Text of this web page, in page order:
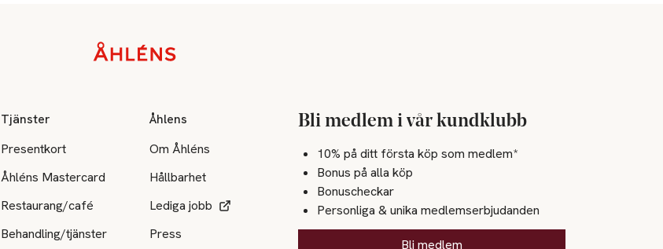
Tjänster
Presentkort
Åhléns Mastercard
Restaurang/café
Behandling/tjänster
Åhlens
Om Åhléns
Hållbarhet
Lediga jobb
Press
Bli medlem i vår kundklubb
10% på ditt första köp som medlem*
Bonus på alla köp
Bonuscheckar
Personliga & unika medlemserbjudanden
Bli medlem